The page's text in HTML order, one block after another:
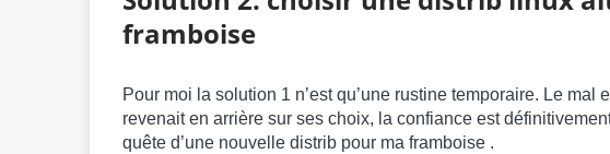
framboise
Pour moi la solution 1 n’est qu’une rustine temporaire. Le mal
revenait en arrière sur ses choix, la confiance est
quête d’une nouvelle distrib pour ma framboise .